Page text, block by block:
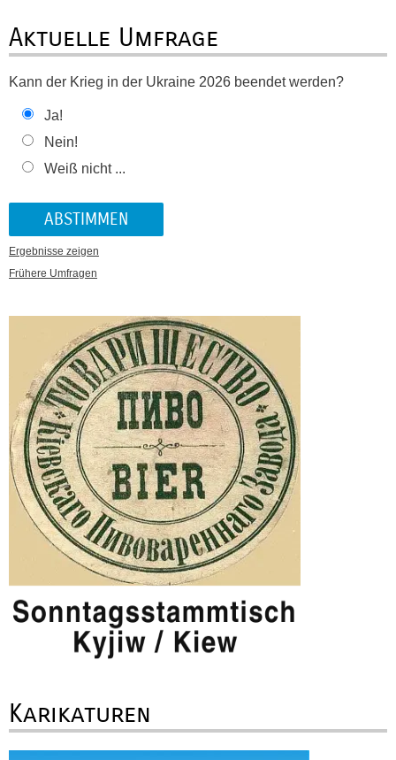
Aktuelle Umfrage
Kann der Krieg in der Ukraine 2026 beendet werden?
Ja!
Nein!
Weiß nicht ...
Ergebnisse zeigen
Frühere Umfragen
Karikaturen